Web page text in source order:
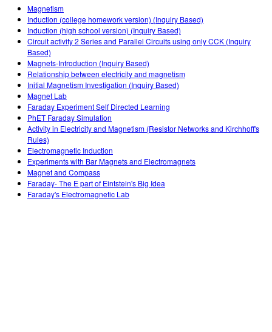
Chimie
Științele Pământului și ale Spațiului
Biologie
Simulări traduse
Customizable Sims
Start a Free Trial
Purchase a License
Contribuiți cu o activitate
Ghid privind contribuția la activități
Workshopuri virtuale
Professional Learning with PhET
Teaching with PhET
INIȚIATIVE
Design incluziv
PhET Global
Data Fluency
DEIA în Educația STEM
SceneryStack OSE
Impact Report
AUTENTIFICARE / ÎNREGISTRARE
AUTENTIFICARE / ÎNREGISTRARE
Magnetism
Induction (college homework version) (Inquiry Based)
Induction (high school version) (Inquiry Based)
Circuit activity 2 Series and Parallel Circuits using only CCK (Inquiry
Based)
Magnets-Introduction (Inquiry Based)
Relationship between electricity and magnetism
Initial Magnetism Investigation (Inquiry Based)
Magnet Lab
Faraday Experiment Self Directed Learning
PhET Faraday Simulation
Activity in Electricity and Magnetism (Resistor Networks and Kirchhoff's
Rules)
Electromagnetic Induction
Experiments with Bar Magnets and Electromagnets
Magnet and Compass
Faraday- The E part of Eintstein's Big Idea
Faraday's Electromagnetic Lab